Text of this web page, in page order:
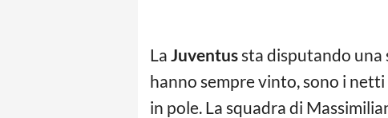
La Juventussta disputando una
hanno sempre vinto, sono i
in pole. La squadra di